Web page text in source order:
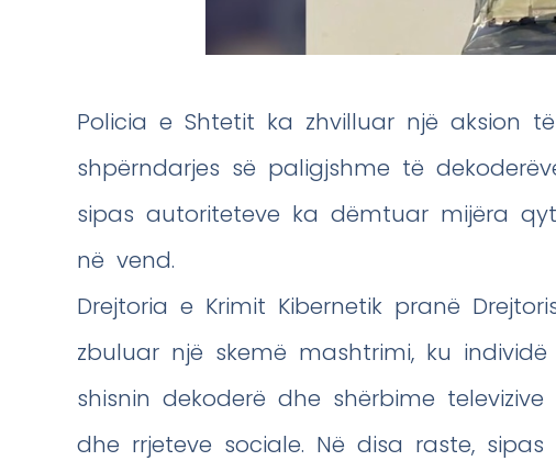
Policia e Shtetit ka zhvilluar një aksion
shpërndarjes së paligjshme të
sipas autoriteteve ka dëmtuar mijëra
në vend.
Drejtoria e Krimit Kibernetik pranë
zbuluar një skemë mashtrimi, ku
shisnin dekoderë dhe shërbime
dhe rrjeteve sociale. Në disa raste,